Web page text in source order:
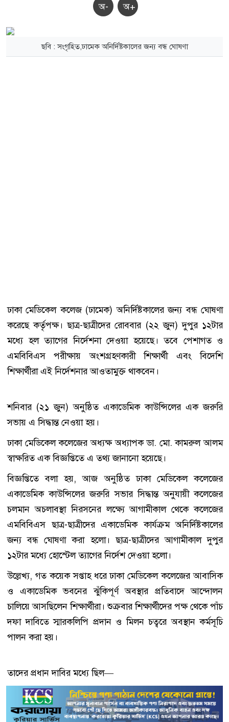
অ- অ+
ছবি : সংগৃহিত,ঢামেক অনির্দিষ্টকালের জন্য বন্ধ ঘোষণা
ঢাকা মেডিকেল কলেজ (ঢামেক) অনির্দিষ্টকালের জন্য বন্ধ ঘোষণা
করেছে কর্তৃপক্ষ। ছাত্র-ছাত্রীদের রোববার (২২ জুন) দুপুর ১২টার
মধ্যে হল ত্যাগের নির্দেশনা দেওয়া হয়েছে। তবে পেশাগত ও
এমবিবিএস পরীক্ষায় অংশগ্রহণকারী শিক্ষার্থী এবং বিদেশি
শিক্ষার্থীরা এই নির্দেশনার আওতামুক্ত থাকবেন।
শনিবার (২১ জুন) অনুষ্ঠিত একাডেমিক কাউন্সিলের এক জরুরি
সভায় এ সিদ্ধান্ত নেওয়া হয়।
ঢাকা মেডিকেল কলেজের অধ্যক্ষ অধ্যাপক ডা. মো. কামরুল আলম
স্বাক্ষরিত এক বিজ্ঞপ্তিতে এ তথ্য জানানো হয়েছে।
বিজ্ঞপ্তিতে বলা হয়, আজ অনুষ্ঠিত ঢাকা মেডিকেল কলেজের
একাডেমিক কাউন্সিলের জরুরি সভার সিদ্ধান্ত অনুযায়ী কলেজের
চলমান অচলাবস্থা নিরসনের লক্ষ্যে আগামীকাল থেকে কলেজের
এমবিবিএস ছাত্র-ছাত্রীদের একাডেমিক কার্যক্রম অনির্দিষ্টকালের
জন্য বন্ধ ঘোষণা করা হলো। ছাত্র-ছাত্রীদের আগামীকাল দুপুর
১২টার মধ্যে হোস্টেল ত্যাগের নির্দেশ দেওয়া হলো।
উল্লেখ্য, গত কয়েক সপ্তাহ ধরে ঢাকা মেডিকেল কলেজের আবাসিক
ও একাডেমিক ভবনের ঝুঁকিপূর্ণ অবস্থার প্রতিবাদে আন্দোলন
চালিয়ে আসছিলেন শিক্ষার্থীরা। শুক্রবার শিক্ষার্থীদের পক্ষ থেকে পাঁচ
দফা দাবিতে স্মারকলিপি প্রদান ও মিলন চত্বরে অবস্থান কর্মসূচি
পালন করা হয়।
তাদের প্রধান দাবির মধ্যে ছিল—